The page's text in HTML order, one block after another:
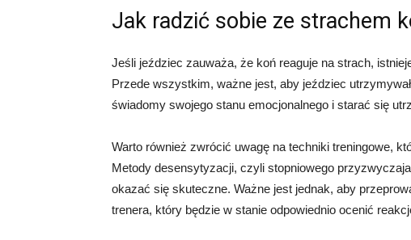
Jak radzić sobie ze strachem
Jeśli jeździec zauważa, że koń reaguje na strach,
Przede wszystkim, ważne jest, aby jeździec
świadomy swojego stanu emocjonalnego i starać się
Warto również zwrócić uwagę na techniki treningowe,
Metody desensytyzacji, czyli stopniowego
okazać się skuteczne. Ważne jest jednak, aby
trenera, który będzie w stanie odpowiednio ocenić